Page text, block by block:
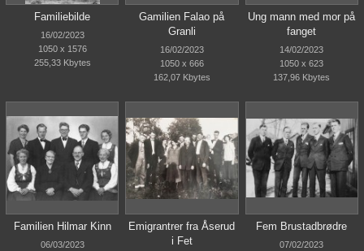
Familiebilde
16/02/2023
1050 x 1576
255,33 Kbytes
Gamilien Falao på
Granli
16/02/2023
1050 x 666
162,07 Kbytes
Ung mann med mor på
fanget
14/02/2023
1050 x 623
137,96 Kbytes
Familien Hilmar Kinn
06/03/2023
Emigrantrer fra Åserud
i Fet
Fem Brustadbrødre
07/02/2023